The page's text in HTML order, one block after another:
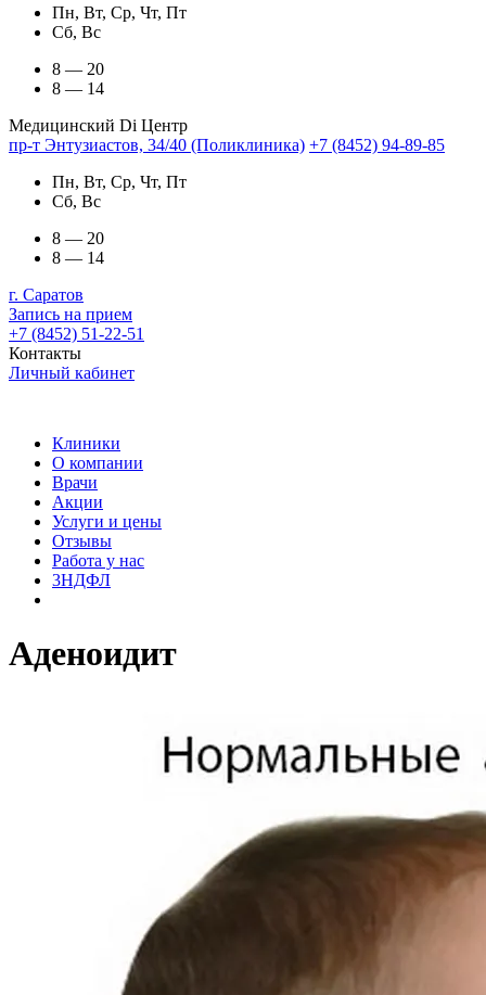
Пн, Вт, Ср, Чт, Пт
Сб, Вс
8 — 20
8 — 14
Медицинский Di Центр
пр-т Энтузиастов, 34/40 (Поликлиника) +7 (8452) 94-89-85
Пн, Вт, Ср, Чт, Пт
Сб, Вс
8 — 20
8 — 14
г. Саратов
Запись на прием
+7 (8452) 51-22-51
Контакты
Личный кабинет
Клиники
О компании
Врачи
Акции
Услуги и цены
Отзывы
Работа у нас
3НДФЛ
Аденоидит